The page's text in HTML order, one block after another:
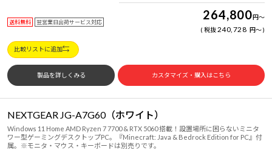
送料無料 翌営業日出荷サービス対応 264,800円～
税抜240,728 円～
比較リストに追加
製品を詳しくみる カスタマイズ・購入はこちら
NEXTGEAR JG-A7G60（ホワイト）
Windows 11 Home AMD Ryzen 7 7700 & RTX 5060 搭載！設置場所に困らないミニタ
ワー型ゲーミングデスクトップPC。『Minecraft: Java & Bedrock Edition for PC』付
属。※モニタ・マウス・キーボードは別売りです。